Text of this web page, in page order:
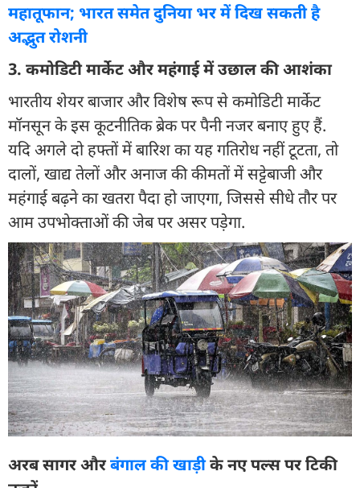
महातूफान; भारत समेत दुनिया भर में दिख सकती है
अद्भुत रोशनी
3. कमोडिटी मार्केट और महंगाई में उछाल की आशंका
भारतीय शेयर बाजार और विशेष रूप से कमोडिटी मार्केट
मॉनसून के इस कूटनीतिक ब्रेक पर पैनी नजर बनाए हुए हैं.
यदि अगले दो हफ्तों में बारिश का यह गतिरोध नहीं टूटता, तो
दालों, खाद्य तेलों और अनाज की कीमतों में सट्टेबाजी और
महंगाई बढ़ने का खतरा पैदा हो जाएगा, जिससे सीधे तौर पर
आम उपभोक्ताओं की जेब पर असर पड़ेगा.
अरब सागर औरबंगाल की खाड़ीके नए पल्स पर टिकी